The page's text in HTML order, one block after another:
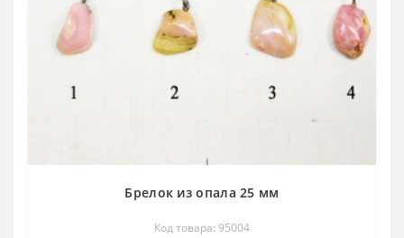
сочувствие. В 1609 г. придворный врач богемского
императора Рудольфа II Боэций де Боот писал, что в
опале есть невероятная смесь цветов и игры света, она
эффективна при меланхолии, грусти, обмороках,
получил имя от латинского слова "опалус", что означает
"поражающий глаза, чарующий". Считается, что он
улучшает зрение. Является средством,
Брелок из опала 25 мм
Код товара: 95004